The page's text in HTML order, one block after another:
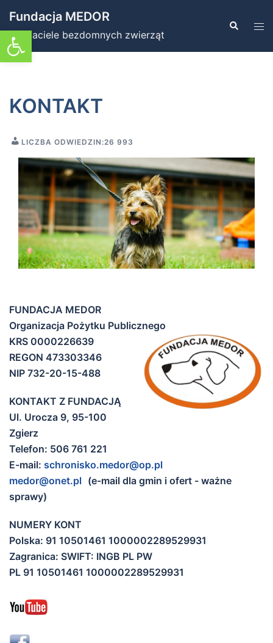
Otwórz pasek narzędzi
do
treści
Fundacja MEDOR
Przyjaciele bezdomnych zwierząt
Szukaj
KONTAKT
LICZBA ODWIEDZIN:26 993
FUNDACJA MEDOR
Organizacja Pożytku Publicznego
KRS 0000226639
REGON 473303346
NIP 732-20-15-488
KONTAKT Z FUNDACJĄ
Ul. Urocza 9, 95-100
Zgierz
Telefon: 506 761 221
E-mail: schronisko.medor@op.pl
medor@onet.pl (e-mail dla gmin i ofert - ważne
sprawy)
NUMERY KONT
Polska: 91 10501461 1000002289529931
Zagranica: SWIFT: INGB PL PW
PL 91 10501461 1000002289529931